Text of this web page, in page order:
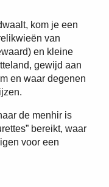
kom je een
van
en kleine
gewijd aan
en waar degenen
de menhir is
bereikt, waar
voor een